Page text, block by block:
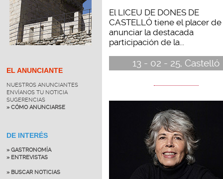
EL ANUNCIANTE
NUESTROS ANUNCIANTES
ENVÍANOS TU NOTICIA
SUGERENCIAS
» CÓMO ANUNCIARSE
DE INTERÉS
» GASTRONOMÍA
» ENTREVISTAS
» BUSCAR NOTICIAS
El LICEU DE DONES DE
CASTELLÓ tiene el placer de
anunciar la destacada
participación de la...
13 - 02 - 25, Castelló